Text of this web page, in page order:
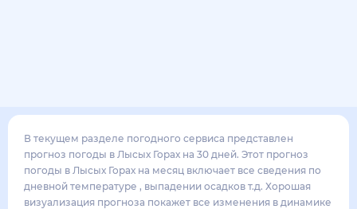
В текущем разделе погодного сервиса представлен
прогноз погоды в Лысых Горах на 30 дней. Этот прогноз
погоды в Лысых Горах на месяц включает все сведения по
дневной температуре , выпадении осадков т.д. Хорошая
визуализация прогноза покажет все изменения в динамике